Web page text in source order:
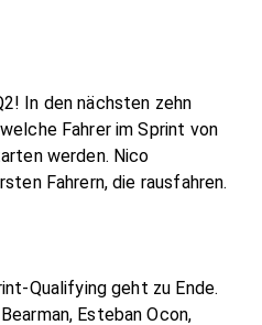
In den nächsten zehn
Fahrer im Sprint von
werden. Nico
Fahrern, die rausfahren.
Qualifying geht zu Ende.
Esteban Ocon,